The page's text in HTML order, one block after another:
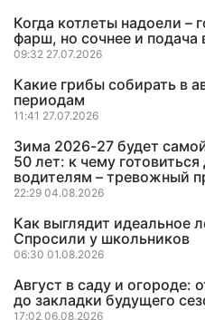
Когда котлеты надоели –
фарш, но сочнее и подача
09:32 27.07.2026
Какие грибы собирать в
периодам
11:41 27.07.2026
Зима 2026-27 будет
50 лет: к чему
водителям – тревожный
22:29 04.08.2026
Как выглядит идеальное
Спросили у школьников
06:30 01.08.2026
Август в саду и огороде:
до закладки будущего
17:02 06.08.2026